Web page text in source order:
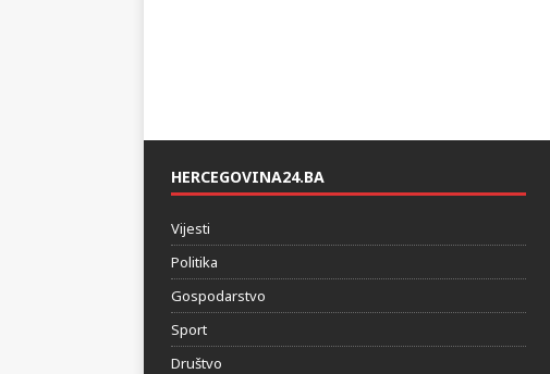
HERCEGOVINA24.BA
Vijesti
Politika
Gospodarstvo
Sport
Društvo